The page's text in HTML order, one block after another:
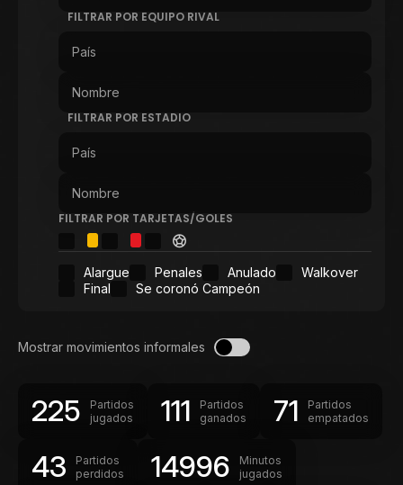
FILTRAR POR EQUIPO RIVAL
FILTRAR POR ESTADIO
FILTRAR POR TARJETAS/GOLES
Alargue Penales Anulado
Walkover
Final
Se coronó Campeón
Mostrar movimientos informales
225
Partidos
jugados
111
Partidos
ganados
71
Partidos
empatados
43
Partidos
perdidos
14996
Minutos
jugados